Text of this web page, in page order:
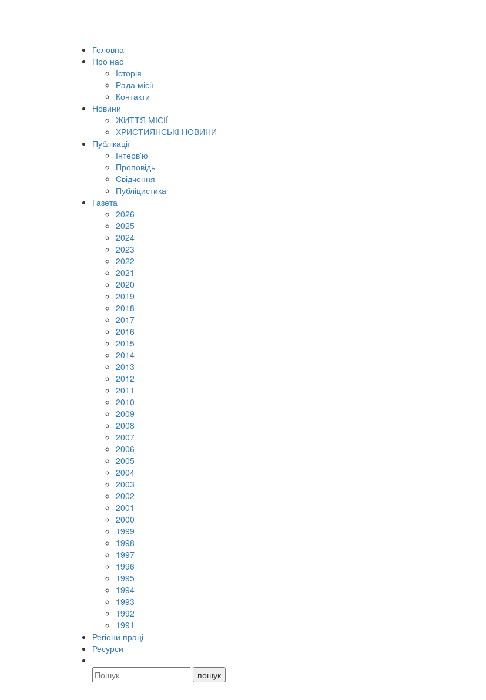
Головна
Про нас
Історія
Рада місії
Контакти
Новини
ЖИТТЯ МІСІЇ
ХРИСТИЯНСЬКІ НОВИНИ
Публікації
Інтерв'ю
Проповідь
Свідчення
Публіцистика
Газета
2026
2025
2024
2023
2022
2021
2020
2019
2018
2017
2016
2015
2014
2013
2012
2011
2010
2009
2008
2007
2006
2005
2004
2003
2002
2001
2000
1999
1998
1997
1996
1995
1994
1993
1992
1991
Регіони праці
Ресурси